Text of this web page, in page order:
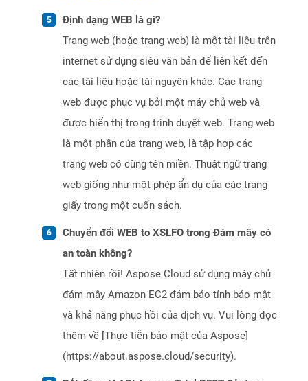
Định dạng WEB là gì?
Trang web (hoặc trang web) là một tài liệu trên
internet sử dụng siêu văn bản để liên kết đến
các tài liệu hoặc tài nguyên khác. Các trang
web được phục vụ bởi một máy chủ web và
được hiển thị trong trình duyệt web. Trang web
là một phần của trang web, là tập hợp các
trang web có cùng tên miền. Thuật ngữ trang
web giống như một phép ẩn dụ của các trang
giấy trong một cuốn sách.
Chuyển đổi WEB to XSLFO trong Đám mây có
an toàn không?
Tất nhiên rồi! Aspose Cloud sử dụng máy chủ
đám mây Amazon EC2 đảm bảo tính bảo mật
và khả năng phục hồi của dịch vụ. Vui lòng đọc
thêm về [Thực tiễn bảo mật của Aspose]
(https://about.aspose.cloud/security).